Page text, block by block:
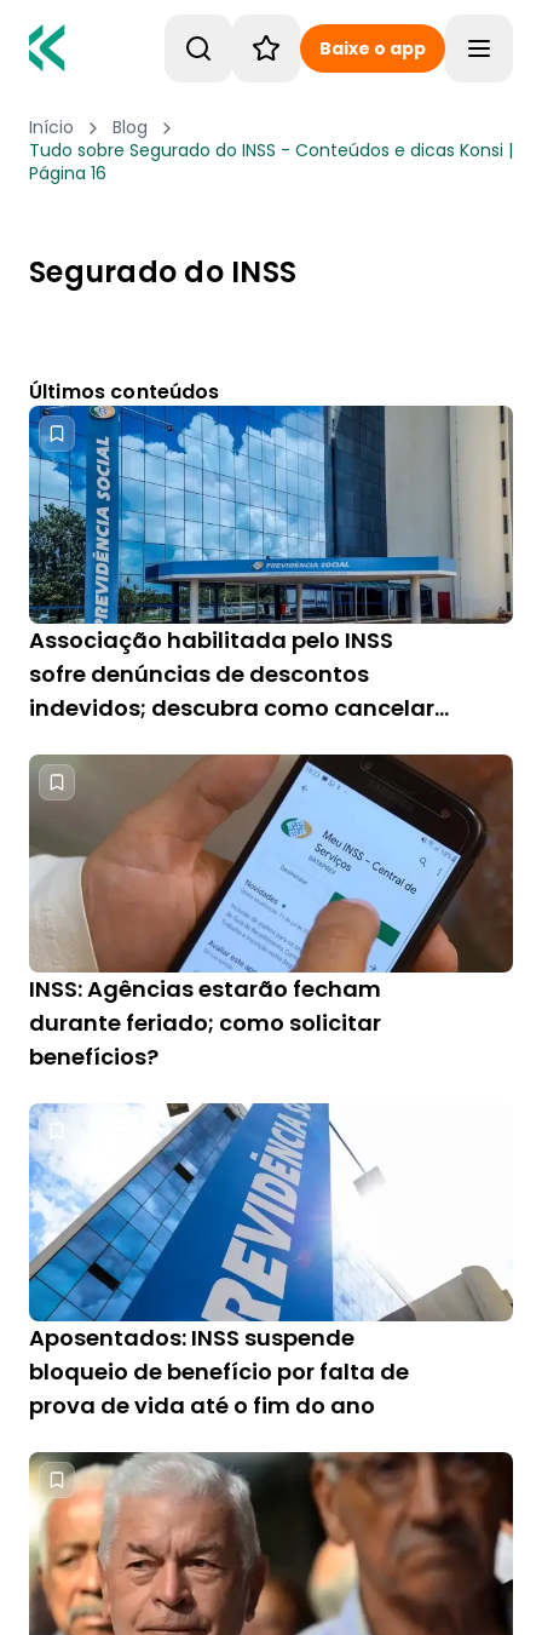
Baixe o app
Início
Blog
Tudo sobre Segurado do INSS - Conteúdos e dicas Konsi |
Página 16
Segurado do INSS
Últimos conteúdos
Associação habilitada pelo INSS
sofre denúncias de descontos
indevidos; descubra como cancelar
INSS: Agências estarão fecham
durante feriado; como solicitar
benefícios?
Aposentados: INSS suspende
bloqueio de benefício por falta de
prova de vida até o fim do ano